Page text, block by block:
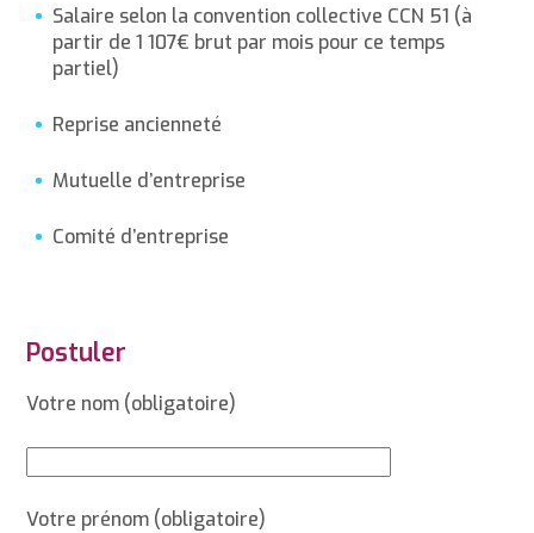
Salaire selon la convention collective CCN 51 (à
partir de 1 107€ brut par mois pour ce temps
partiel)
Reprise ancienneté
Mutuelle d’entreprise
Comité d’entreprise
Postuler
Votre nom (obligatoire)
Votre prénom (obligatoire)